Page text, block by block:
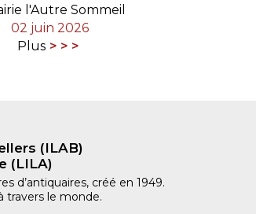
l'Autre Sommeil
02 juin 2026
Plus
(ILAB)
(LILA)
d’antiquaires, créé en 1949.
travers le monde.